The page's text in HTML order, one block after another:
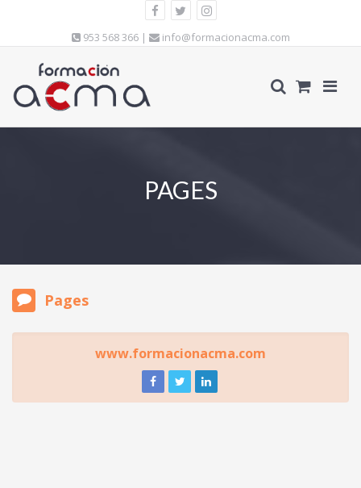
953 568 366 | info@formacionacma.com
PAGES
Pages
www.formacionacma.com